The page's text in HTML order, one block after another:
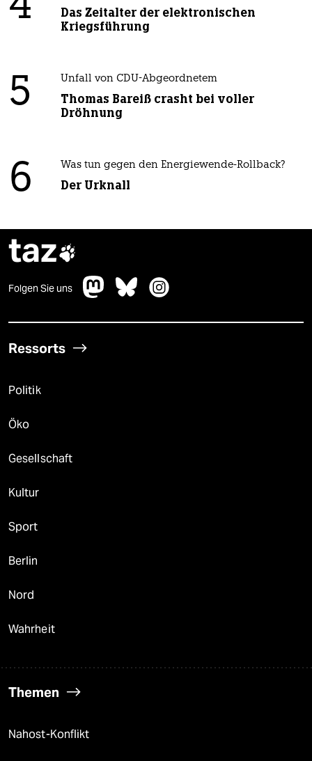
Das Zeitalter der elektronischen
Kriegsführung
5 Unfall von CDU-Abgeordnetem
Thomas Bareiß crasht bei voller
Dröhnung
6 Was tun gegen den Energiewende-Rollback?
Der Urknall
taz
Folgen Sie uns
Ressorts
Politik
Öko
Gesellschaft
Kultur
Sport
Berlin
Nord
Wahrheit
Themen
Nahost-Konflikt